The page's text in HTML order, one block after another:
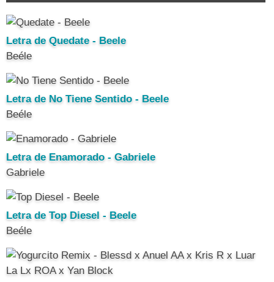
Letra de Quedate - Beele
Beéle
Letra de No Tiene Sentido - Beele
Beéle
Letra de Enamorado - Gabriele
Gabriele
Letra de Top Diesel - Beele
Beéle